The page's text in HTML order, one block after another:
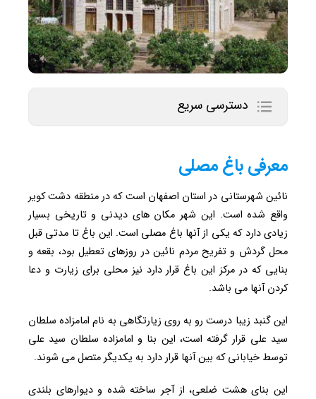
دسترسی سریع
معرفی باغ مصلی
نائین شهرستانی در استان اصفهان است که در منطقه دشت کویر
واقع شده است. این شهر مکان های دیدنی و تاریخی بسیار
زیادی دارد که یکی از آنها باغ مصلی است. این باغ تا مدتی قبل
محل گردش و تفریح مردم نائین در روزهای تعطیل بود، بقعه و
بنایی که در مرکز این باغ قرار دارد نیز محلی برای زیارت و دعا
کردن آنها می باشد.
این گنبد زیبا درست رو به روی زیارتگاهی به نام امامزاده سلطان
سید علی قرار گرفته است، این بنا و امامزاده سلطان سید علی
توسط خیابانی که بین آنها قرار دارد به یکدیگر متصل می شوند.
این بنای هشت ضلعی، از آجر ساخته شده و دیوارهای بلندی